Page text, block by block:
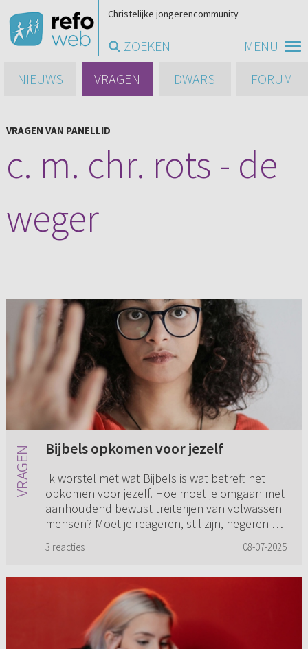
MENU
Christelijke jongerencommunity
ZOEKEN
NIEUWS
VRAGEN DWARS FORUM
VRAGEN VAN PANELLID
c. m. chr. rots - de
weger
Bijbels opkomen voor jezelf
Ik worstel met wat Bijbels is wat betreft het
opkomen voor jezelf. Hoe moet je omgaan met
aanhoudend bewust treiterijen van volwassen
mensen? Moet je reageren, stil zijn, negeren of
3 reacties 08-07-2025